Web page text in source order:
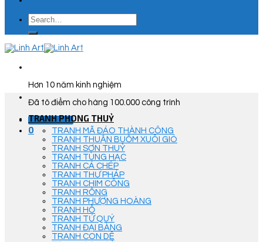
Search
for:
Hơn 10 năm kinh nghiệm
Đã tô điểm cho hàng 100.000 công trình
Góc Tư Vấn
0
TRANH PHONG THUỶ
TRANH MÃ ĐÁO THÀNH CÔNG
TRANH THUẬN BUỒM XUÔI GIÓ
TRANH SƠN THUỶ
TRANH TÙNG HẠC
TRANH CÁ CHÉP
TRANH THƯ PHÁP
TRANH CHIM CÔNG
TRANH RỒNG
TRANH PHƯỢNG HOÀNG
TRANH HỔ
TRANH TỨ QUÝ
TRANH ĐẠI BÀNG
TRANH CON DÊ